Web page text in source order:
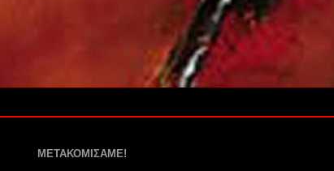
ΜΕΤΑΚΟΜΙΣΑΜΕ!